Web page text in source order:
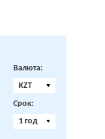
Валюта:
KZT
Срок:
1 год